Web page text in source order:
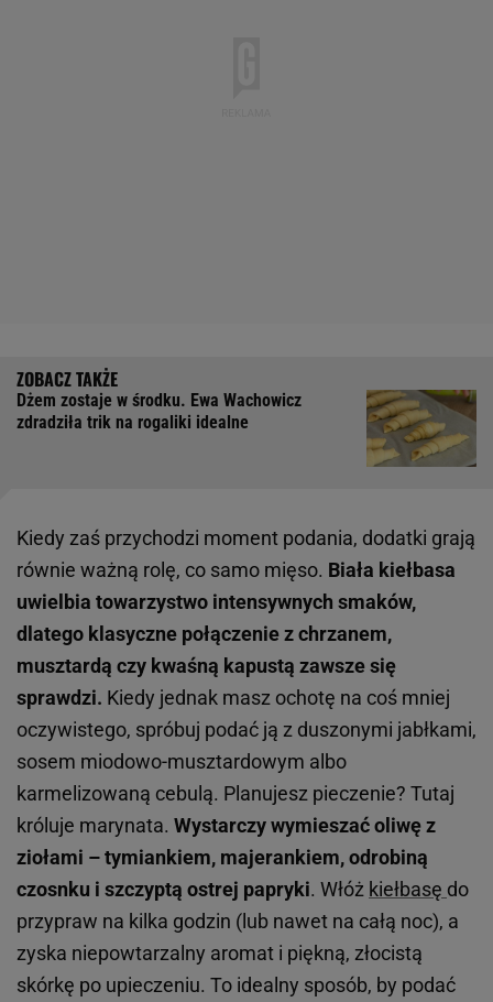
Dżem zostaje w środku. Ewa Wachowicz
zdradziła trik na rogaliki idealne
Kiedy zaś przychodzi moment podania, dodatki grają
równie ważną rolę, co samo mięso. Biała kiełbasa
uwielbia towarzystwo intensywnych smaków,
dlatego klasyczne połączenie z chrzanem,
musztardą czy kwaśną kapustą zawsze się
sprawdzi. Kiedy jednak masz ochotę na coś mniej
oczywistego, spróbuj podać ją z duszonymi jabłkami,
sosem miodowo-musztardowym albo
karmelizowaną cebulą. Planujesz pieczenie? Tutaj
króluje marynata. Wystarczy wymieszać oliwę z
ziołami – tymiankiem, majerankiem, odrobiną
czosnku i szczyptą ostrej papryki. Włóż kiełbasę do
przypraw na kilka godzin (lub nawet na całą noc), a
zyska niepowtarzalny aromat i piękną, złocistą
skórkę po upieczeniu. To idealny sposób, by podać